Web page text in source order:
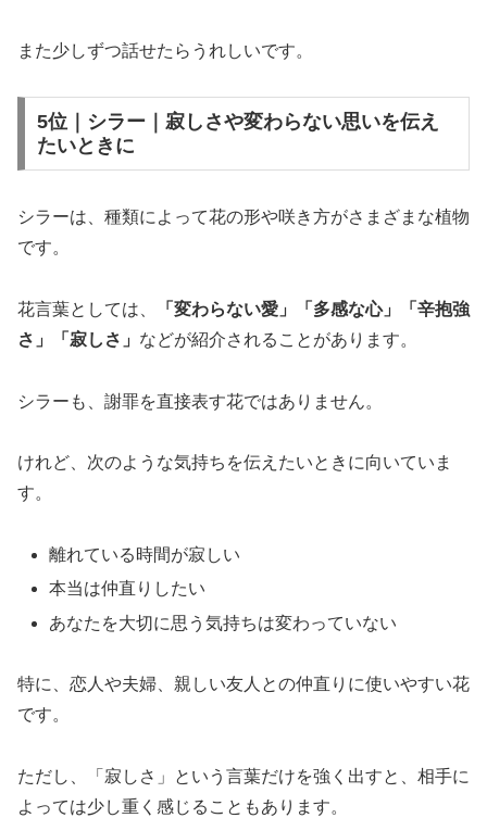
また少しずつ話せたらうれしいです。
5位｜シラー｜寂しさや変わらない思いを伝え
たいときに
シラーは、種類によって花の形や咲き方がさまざまな植物
です。
花言葉としては、
「変わらない愛」「多感な心」「辛抱強
さ」「寂しさ」 などが紹介されることがあります。
シラーも、謝罪を直接表す花ではありません。
けれど、次のような気持ちを伝えたいときに向いていま
す。
離れている時間が寂しい
本当は仲直りしたい
あなたを大切に思う気持ちは変わっていない
特に、恋人や夫婦、親しい友人との仲直りに使いやすい花
です。
ただし、「寂しさ」という言葉だけを強く出すと、相手に
よっては少し重く感じることもあります。